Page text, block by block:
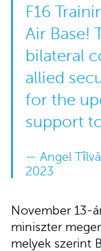
F16
Air Base!
bilateral
allied
for the
support
— Angel
2023
November 13-
miniszter
melyek szerint